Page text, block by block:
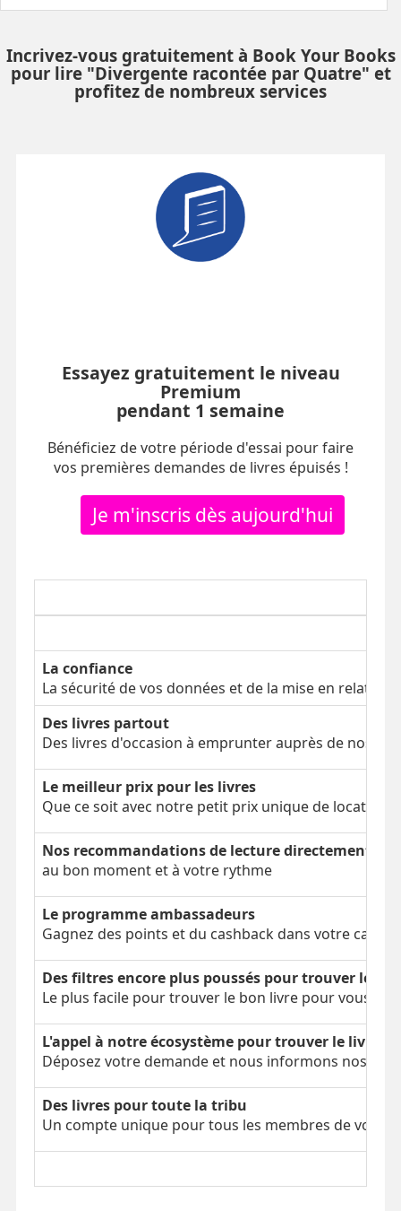
Incrivez-vous gratuitement à Book Your Books
pour lire "Divergente racontée par Quatre" et
profitez de nombreux services
Essayez gratuitement le niveau
Premium
pendant 1 semaine
Bénéficiez de votre période d'essai pour faire
vos premières demandes de livres épuisés !
Je m'inscris dès aujourd'hui
La confiance
La sécurité de vos données et de la mise en relation
Des livres partout
Des livres d'occasion à emprunter auprès de nos
Le meilleur prix pour les livres
Que ce soit avec notre petit prix unique de location
Nos recommandations de lecture directement
au bon moment et à votre rythme
Le programme ambassadeurs
Gagnez des points et du cashback dans votre
Des filtres encore plus poussés pour trouver le
Le plus facile pour trouver le bon livre pour vous
L'appel à notre écosystème pour trouver le livre
Déposez votre demande et nous informons nos
Des livres pour toute la tribu
Un compte unique pour tous les membres de votre